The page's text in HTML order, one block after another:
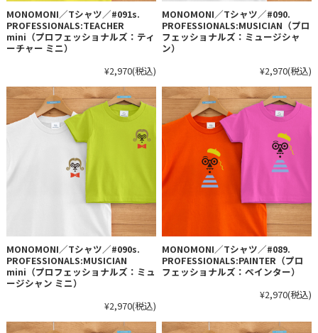
MONOMONI／Tシャツ／#091s.
PROFESSIONALS:TEACHER
mini（プロフェッショナルズ：ティ
ーチャー ミニ）
¥2,970(税込)
MONOMONI／Tシャツ／#090.
PROFESSIONALS:MUSICIAN（プロ
フェッショナルズ：ミュージシャ
ン）
¥2,970(税込)
MONOMONI／Tシャツ／#090s.
PROFESSIONALS:MUSICIAN
mini（プロフェッショナルズ：ミュ
ージシャン ミニ）
¥2,970(税込)
MONOMONI／Tシャツ／#089.
PROFESSIONALS:PAINTER（プロ
フェッショナルズ：ペインター）
¥2,970(税込)